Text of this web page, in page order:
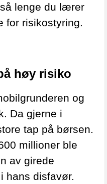
lenge du lærer
for risikostyring.
høy risiko
og
Da gjerne i
tap på børsen.
millioner ble
av girede
hans disfavør.